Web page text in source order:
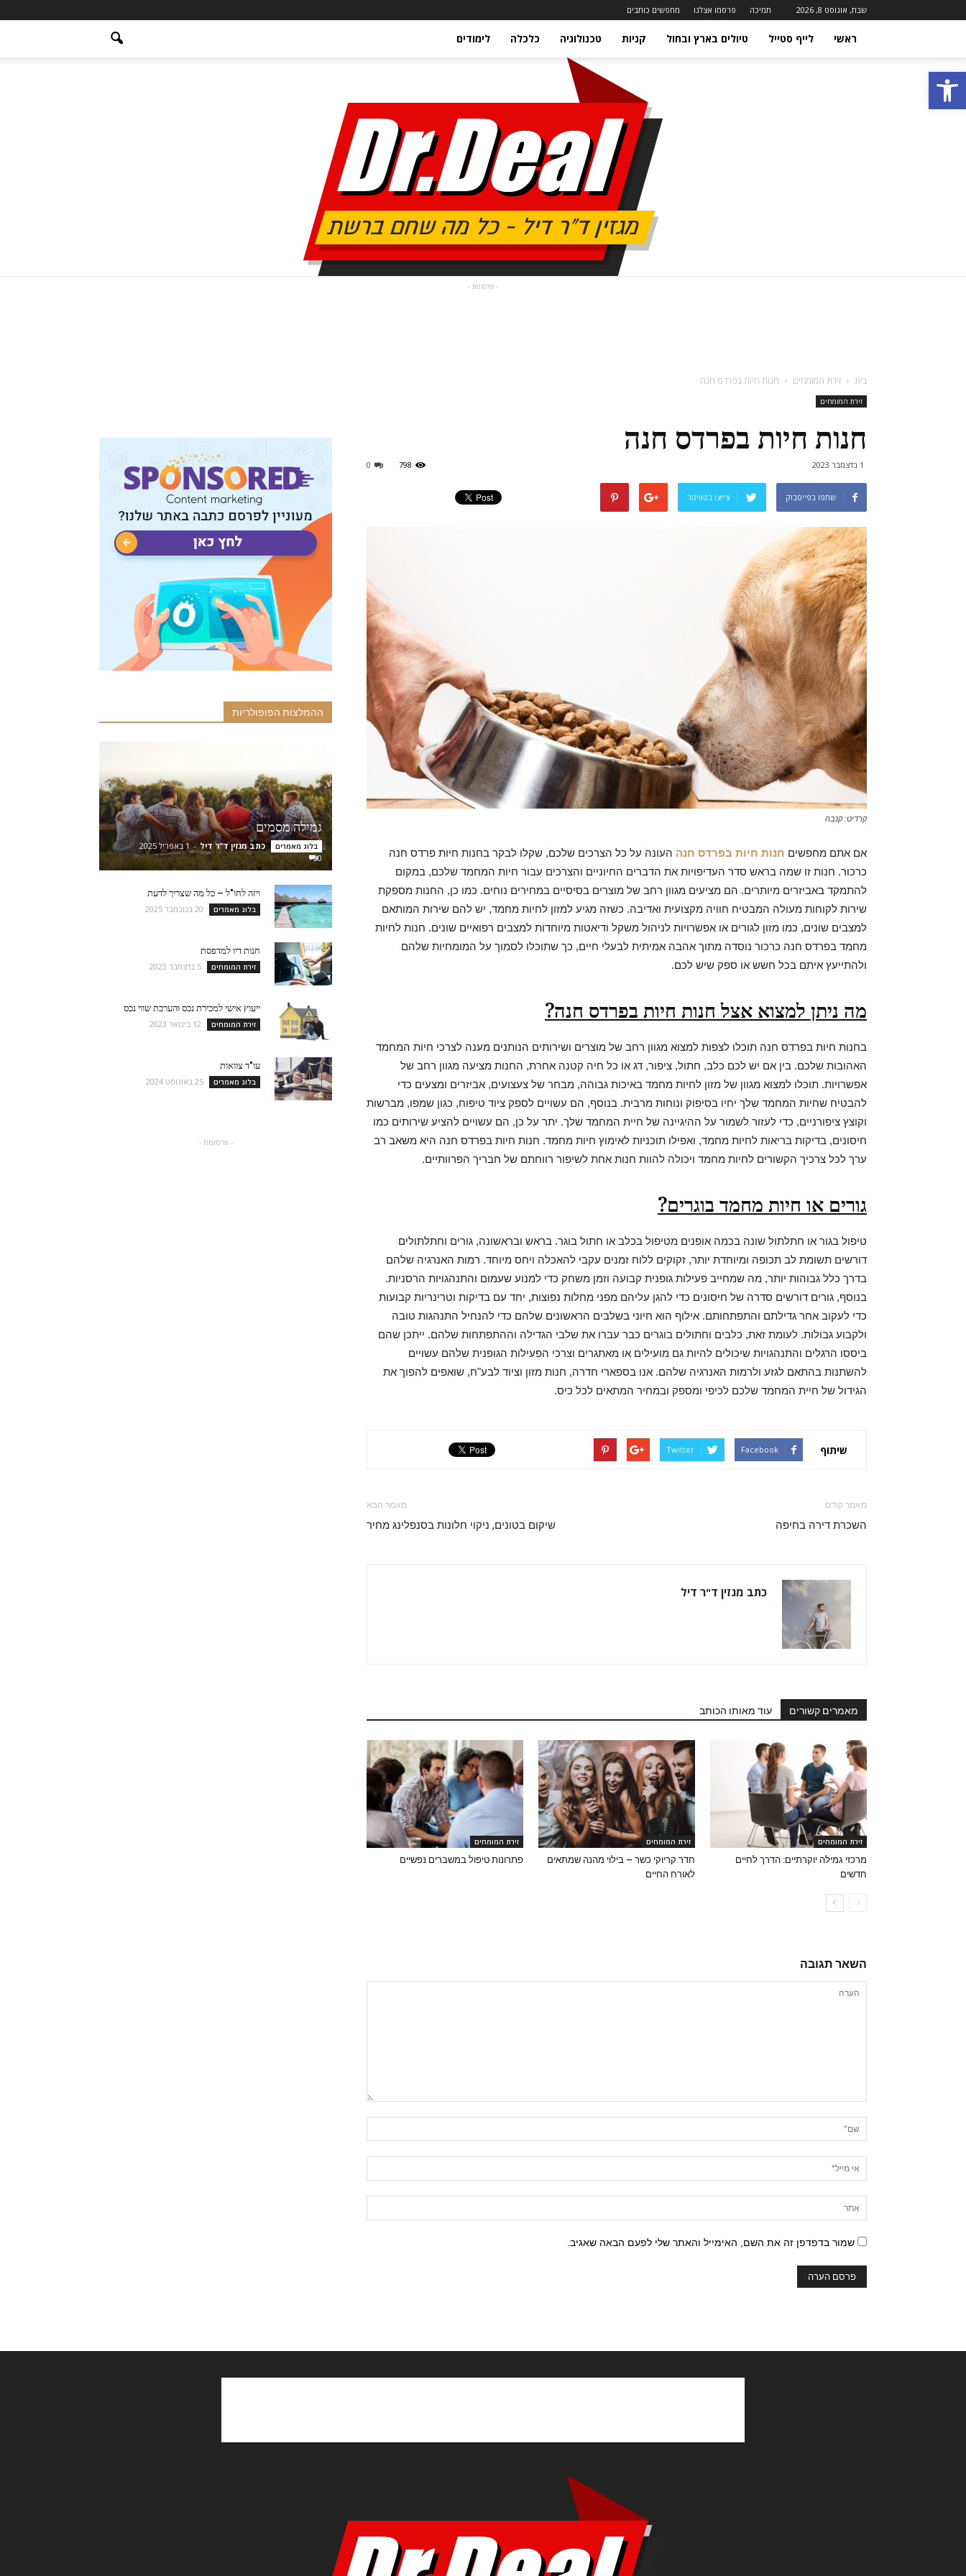
פתח סרגל נגישות
שבת, אוגוסט 8, 2026 תמיכה פרסמו אצלנו מחפשים כותבים
ראשי לייף סטייל טיולים בארץ ובחול קניות טכנולוגיה כלכלה לימודים
- פרסומת -
בית זירת המומחים חנות חיות בפרדס חנה
זירת המומחים
חנות חיות בפרדס חנה
1 בדצמבר 2023 0 798
שתפו בפייסבוק צייצו בטוויטר
קרדיט: קנבה
אם אתם מחפשים חנות חיות בפרדס חנה העונה על כל הצרכים שלכם, שקלו לבקר בחנות חיות פרדס חנה
כרכור. חנות זו שמה בראש סדר העדיפויות את הדברים החיוניים והצרכים עבור חיות המחמד שלכם, במקום
להתמקד באביזרים מיותרים. הם מציעים מגוון רחב של מוצרים בסיסיים במחירים נוחים. כמו כן, החנות מספקת
שירות לקוחות מעולה המבטיח חוויה מקצועית ואדיבה. כשזה מגיע למזון לחיות מחמד, יש להם שירות המותאם
למצבים שונים, כמו מזון לגורים או אפשרויות לניהול משקל ודיאטות מיוחדות למצבים רפואיים שונים. חנות לחיות
מחמד בפרדס חנה כרכור נוסדה מתוך אהבה אמיתית לבעלי חיים, כך שתוכלו לסמוך על המומחיות שלהם
ולהתייעץ איתם בכל חשש או ספק שיש לכם.
מה ניתן למצוא אצל חנות חיות בפרדס חנה?
בחנות חיות בפרדס חנה תוכלו לצפות למצוא מגוון רחב של מוצרים ושירותים הנותנים מענה לצרכי חיות המחמד
האהובות שלכם. בין אם יש לכם כלב, חתול, ציפור, דג או כל חיה קטנה אחרת, החנות מציעה מגוון רחב של
אפשרויות. תוכלו למצוא מגוון של מזון לחיות מחמד באיכות גבוהה, מבחר של צעצועים, אביזרים ומצעים כדי
להבטיח שחיות המחמד שלך יחיו בסיפוק ונוחות מרבית. בנוסף, הם עשויים לספק ציוד טיפוח, כגון שמפו, מברשות
וקוצץ ציפורניים, כדי לעזור לשמור על ההיגיינה של חיית המחמד שלך. יתר על כן, הם עשויים להציע שירותים כמו
חיסונים, בדיקות בריאות לחיות מחמד, ואפילו תוכניות לאימוץ חיות מחמד. חנות חיות בפרדס חנה היא משאב רב
ערך לכל צרכיך הקשורים לחיות מחמד ויכולה להוות חנות אחת לשיפור רווחתם של חבריך הפרוותיים.
גורים או חיות מחמד בוגרים?
טיפול בגור או חתלתול שונה בכמה אופנים מטיפול בכלב או חתול בוגר. בראש ובראשונה, גורים וחתלתולים
דורשים תשומת לב תכופה ומיוחדת יותר, זקוקים ללוח זמנים עקבי להאכלה ויחס מיוחד. רמות האנרגיה שלהם
בדרך כלל גבוהות יותר, מה שמחייב פעילות גופנית קבועה וזמן משחק כדי למנוע שעמום והתנהגויות הרסניות.
בנוסף, גורים דורשים סדרה של חיסונים כדי להגן עליהם מפני מחלות נפוצות, יחד עם בדיקות וטרינריות קבועות
כדי לעקוב אחר גדילתם והתפתחותם. אילוף הוא חיוני בשלבים הראשונים שלהם כדי להנחיל התנהגות טובה
ולקבוע גבולות. לעומת זאת, כלבים וחתולים בוגרים כבר עברו את שלבי הגדילה וההתפתחות שלהם. ייתכן שהם
ביססו הרגלים והתנהגויות שיכולים להיות גם מועילים או מאתגרים וצרכי הפעילות הגופנית שלהם עשויים
להשתנות בהתאם לגזע ולרמות האנרגיה שלהם. אנו בספארי חדרה, חנות מזון וציוד לבע"ח, שואפים להפוך את
הגידול של חיית המחמד שלכם לכיפי ומספק ובמחיר המתאים לכל כיס.
שיתוף Facebook
Twitter
מאמר קודם
השכרת דירה בחיפה
מאמר הבא
שיקום בטונים, ניקוי חלונות בסנפלינג מחיר
כתב מגזין ד"ר דיל
מאמרים קשורים עוד מאותו הכותב
זירת המומחים
מרכזי גמילה יוקרתיים: הדרך לחיים
חדשים
זירת המומחים
חדר קריוקי כשר – בילוי מהנה שמתאים
לאורח החיים
זירת המומחים
פתרונות טיפול במשברים נפשיים
השאר תגובה
שמור בדפדפן זה את השם, האימייל והאתר שלי לפעם הבאה שאגיב.
ההמלצות הפופולריות
גמילה מסמים
בלוג מאמרים כתב מגזין ד"ר דיל - 1 באפריל 2025
0
ויזה לחו"ל – כל מה שצריך לדעת
בלוג מאמרים 20 בנובמבר 2025
חנות דיו למדפסת
זירת המומחים 5 בדצמבר 2023
ייעוץ אישי למכירת נכס והערכת שווי נכס
זירת המומחים 12 בינואר 2023
עו"ד צוואות
בלוג מאמרים 25 באוגוסט 2024
- פרסומת -